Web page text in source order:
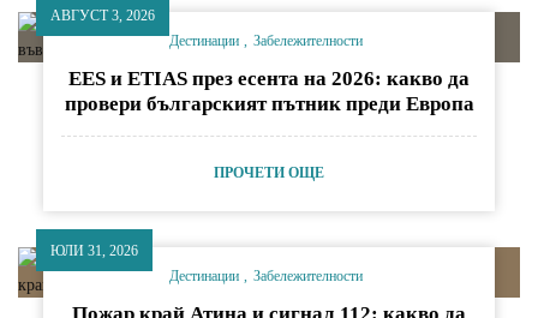
АВГУСТ 3, 2026
Дестинации
Забележителности
EES и ETIAS през есента на 2026: какво да
провери българският пътник преди Европа
ПРОЧЕТИ ОЩЕ
ЮЛИ 31, 2026
Дестинации
Забележителности